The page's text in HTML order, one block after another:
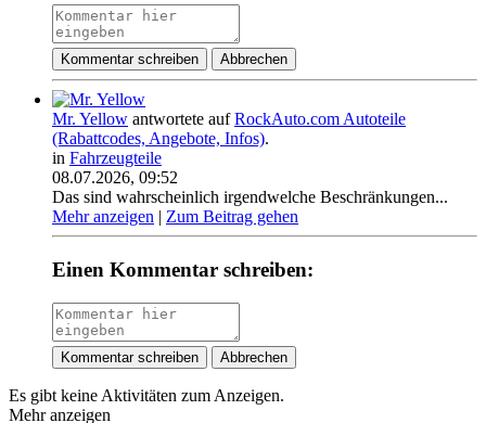
Kommentar schreiben Abbrechen
Mr. Yellow antwortete aufRockAuto.com Autoteile
(Rabattcodes, Angebote, Infos).
in Fahrzeugteile
08.07.2026, 09:52
Das sind wahrscheinlich irgendwelche Beschränkungen...
Mehr anzeigen | Zum Beitrag gehen
Einen Kommentar schreiben:
Kommentar schreiben Abbrechen
Es gibt keine Aktivitäten zum Anzeigen.
Mehr anzeigen